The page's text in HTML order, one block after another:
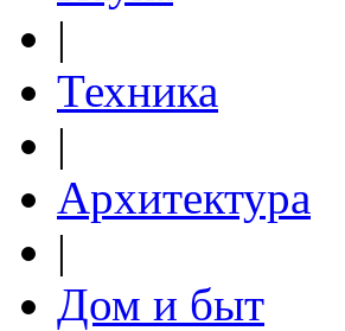
|
Техника
|
Архитектура
|
Дом и быт